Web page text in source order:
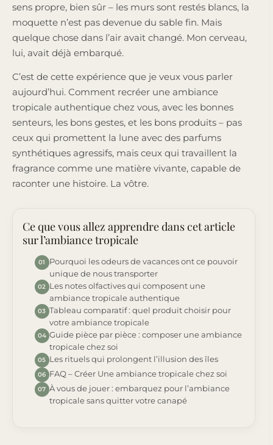
sens propre, bien sûr – les murs sont restés blancs, la
moquette n’est pas devenue du sable fin. Mais
quelque chose dans l’air avait changé. Mon cerveau,
lui, avait déjà embarqué.
C’est de cette expérience que je veux vous parler
aujourd’hui. Comment recréer une ambiance
tropicale authentique chez vous, avec les bonnes
senteurs, les bons gestes, et les bons produits – pas
ceux qui promettent la lune avec des parfums
synthétiques agressifs, mais ceux qui travaillent la
fragrance comme une matière vivante, capable de
raconter une histoire. La vôtre.
Ce que vous allez apprendre dans cet article
sur l’ambiance tropicale
01
Pourquoi les odeurs de vacances ont ce pouvoir
unique de nous transporter
02 Les notes olfactives qui composent une
ambiance tropicale authentique
03 Tableau comparatif : quel produit choisir pour
votre ambiance tropicale
04 Guide pièce par pièce : composer une ambiance
tropicale chez soi
05 Les rituels qui prolongent l’illusion des îles
06 FAQ – Créer Une ambiance tropicale chez soi
07 À vous de jouer : embarquez pour l’ambiance
tropicale sans quitter votre canapé